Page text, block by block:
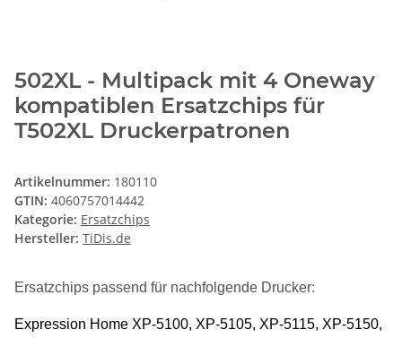
502XL - Multipack mit 4 Oneway
kompatiblen Ersatzchips für
T502XL Druckerpatronen
Artikelnummer: 180110
GTIN: 4060757014442
Kategorie: Ersatzchips
Hersteller: TiDis.de
Ersatzchips passend für nachfolgende Drucker:
Expression Home XP-5100, XP-5105, XP-5115, XP-5150,